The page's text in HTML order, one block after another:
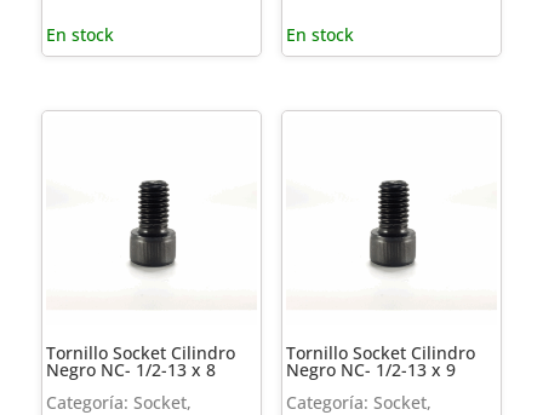
En stock En stock
Tornillo Socket Cilindro
Negro NC- 1/2-13 x 8
Categoría: Socket,
Tornillo Socket Cilindro
Negro NC- 1/2-13 x 9
Categoría: Socket,